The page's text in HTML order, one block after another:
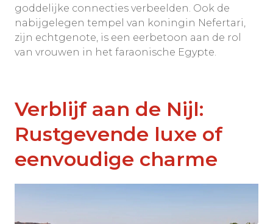
goddelijke connecties verbeelden. Ook de
nabijgelegen tempel van koningin Nefertari,
zijn echtgenote, is een eerbetoon aan de rol
van vrouwen in het faraonische Egypte.
Verblijf aan de Nijl:
Rustgevende luxe of
eenvoudige charme